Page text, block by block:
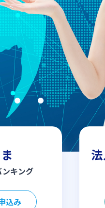
キング
込み